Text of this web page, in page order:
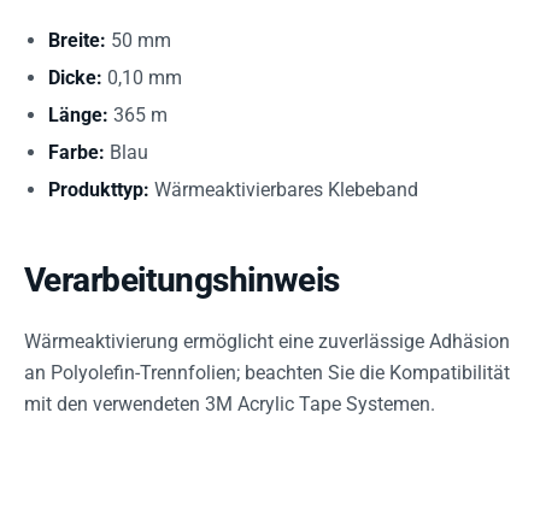
Breite: 50 mm
Dicke: 0,10 mm
Länge: 365 m
Farbe: Blau
Produkttyp: Wärmeaktivierbares Klebeband
Verarbeitungshinweis
Wärmeaktivierung ermöglicht eine zuverlässige Adhäsion
an Polyolefin-Trennfolien; beachten Sie die Kompatibilität
mit den verwendeten 3M Acrylic Tape Systemen.